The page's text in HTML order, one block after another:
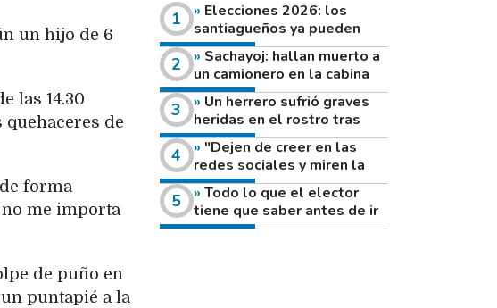
un hijo de 6
las 14.30
de
forma
no me importa
de puño en
puntapié a la
Elecciones 2026: los
santiagueños ya pueden
consultar dónde votan este
domingo
Sachayoj: hallan muerto a
un camionero en la cabina
de su vehículo a la vera de
un camino rural
Un herrero sufrió graves
heridas en el rostro tras
reventar el disco de una
amoladora
"Dejen de creer en las
redes sociales y miren la
heladera de sus casas": el
fuerte mensaje de una joven
que votó por primera vez
Todo lo que el elector
tiene que saber antes de ir
a votar este domingo